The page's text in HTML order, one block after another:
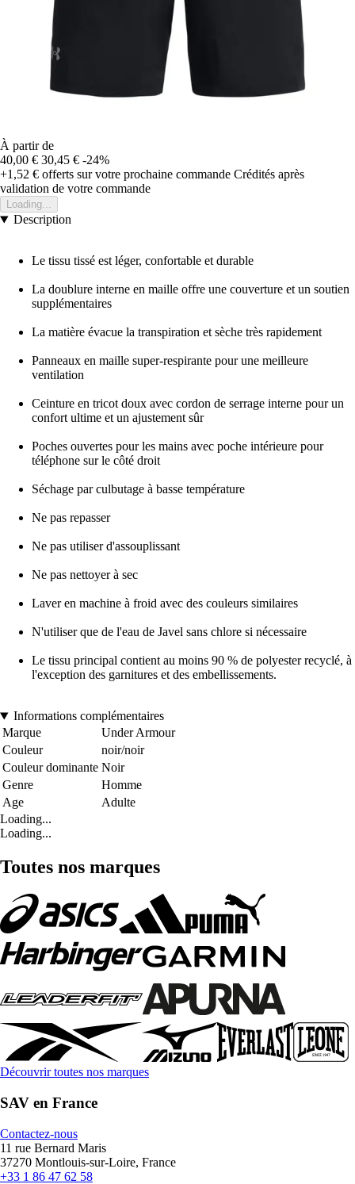
À partir de
40,00 € 30,45 € -24%
+1,52 € offerts sur votre prochaine commande Crédités après
validation de votre commande
Loading...
Description
Le tissu tissé est léger, confortable et durable
La doublure interne en maille offre une couverture et un soutien
supplémentaires
La matière évacue la transpiration et sèche très rapidement
Panneaux en maille super-respirante pour une meilleure
ventilation
Ceinture en tricot doux avec cordon de serrage interne pour un
confort ultime et un ajustement sûr
Poches ouvertes pour les mains avec poche intérieure pour
téléphone sur le côté droit
Séchage par culbutage à basse température
Ne pas repasser
Ne pas utiliser d'assouplissant
Ne pas nettoyer à sec
Laver en machine à froid avec des couleurs similaires
N'utiliser que de l'eau de Javel sans chlore si nécessaire
Le tissu principal contient au moins 90 % de polyester recyclé, à
l'exception des garnitures et des embellissements.
Informations complémentaires
Marque
Under Armour
Couleur
noir/noir
Couleur dominante Noir
Genre
Homme
Age
Adulte
Loading...
Loading...
Toutes nos marques
Découvrir toutes nos marques
SAV en France
Contactez-nous
11 rue Bernard Maris
37270 Montlouis-sur-Loire, France
+33 1 86 47 62 58